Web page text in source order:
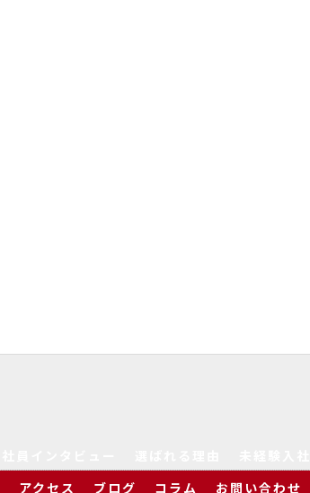
アクセス ブログ コラム お問い合わせ